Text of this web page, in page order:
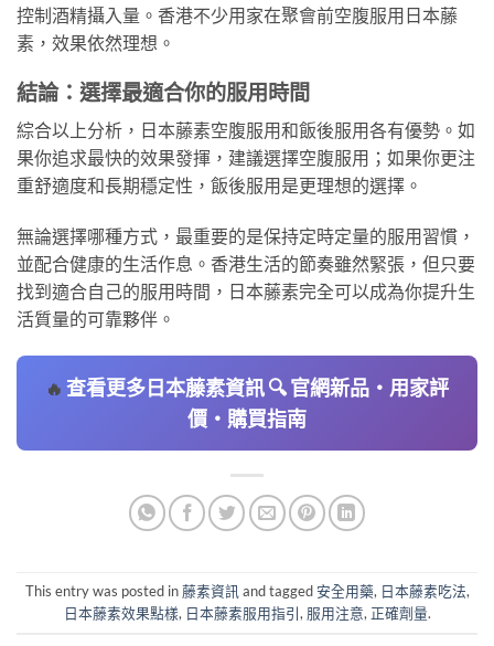
控制酒精攝入量。香港不少用家在聚會前空腹服用日本藤
素，效果依然理想。
結論：選擇最適合你的服用時間
綜合以上分析，日本藤素空腹服用和飯後服用各有優勢。如
果你追求最快的效果發揮，建議選擇空腹服用；如果你更注
重舒適度和長期穩定性，飯後服用是更理想的選擇。
無論選擇哪種方式，最重要的是保持定時定量的服用習慣，
並配合健康的生活作息。香港生活的節奏雖然緊張，但只要
找到適合自己的服用時間，日本藤素完全可以成為你提升生
活質量的可靠夥伴。
🔥 查看更多日本藤素資訊 🔍 官網新品・用家評
價・購買指南
This entry was posted in藤素資訊and tagged安全用藥, 日本藤素吃法,
日本藤素效果點樣, 日本藤素服用指引, 服用注意, 正確劑量.